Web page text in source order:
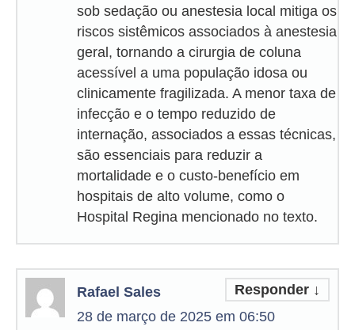
sob sedação ou anestesia local mitiga os
riscos sistêmicos associados à anestesia
geral, tornando a cirurgia de coluna
acessível a uma população idosa ou
clinicamente fragilizada. A menor taxa de
infecção e o tempo reduzido de
internação, associados a essas técnicas,
são essenciais para reduzir a
mortalidade e o custo-benefício em
hospitais de alto volume, como o
Hospital Regina mencionado no texto.
Rafael Sales
28 de março de 2025 em 06:50
Responder ↓